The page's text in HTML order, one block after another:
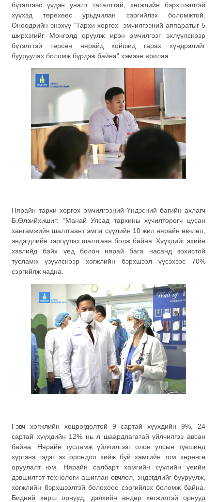
бүтэлтээс үүдэн уналт таталттай, хөгжлийн бэрхшээлтэй
хүүхэд төрөхөөс урьдчилан сэргийлэх боломжтой.
Өнөөдрийн энэхүү “Тархи хөргөх” эмчилгээний аппаратыг 5
ширхэгийг Монголд оруулж ирэн эмчилгээг эхлүүлснээр
бүтэлттэй төрсөн нярайд хойшид гарах хүндрэлийг
бууруулах боломж бүрдэж байна” хэмээн ярилаа.
Нярайн тархи хөргөх эмчилгээний Үндэсний багийн ахлагч
Б.Өлзийхишиг: “Манай Улсад тархины хүчилтөрөгч цусан
хангамжийн шалтгаант эмгэг сүүлийн 10 жил нярайн өвчлөл,
эндэгдлийн тэргүүлэх шалтгаан болж байна. Хүүхдийг эхийн
хэвлийд байх үед болон нярай бага насанд зохистой
тусламж үзүүлснээр хөгжлийн бэрхшээл үүсэхээс 70%
сэргийлж чадна.
Гэвч хөгжлийн хоцрогдолтой 9 сартай хүүхдийн 9%, 24
сартай хүүхдийн 12% нь л шаардлагатай үйлчилгээ авсан
байна. Нярайн тусламж үйлчилгээг олон улсын түвшинд
хүргэнэ гэдэг эх орондоо хийж буй хамгийн том хөрөнгө
оруулалт юм. Нярайн салбарт хамгийн сүүлийн үеийн
дэвшилтэт технологи ашиглан өвчлөл, эндэгдлийг бууруулж,
хөгжлийн бэрхшээлтэй болохоос сэргийлэх боломж байна.
Бидний хөрш орнууд, дэлхийн өндөр хөгжилтэй орнууд